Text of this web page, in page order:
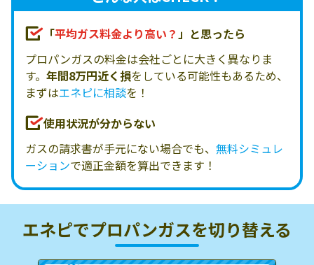
「平均ガス料金より高い？」と思ったら
プロパンガスの料金は会社ごとに大きく異なりま
す。 年間8万円近く損をしている可能性もあるため、
まずはエネピに相談を！
使用状況が分からない
ガスの請求書が手元にない場合でも、 無料シミュレ
ーションで適正金額を算出できます！
エネピでプロパンガスを切り替える